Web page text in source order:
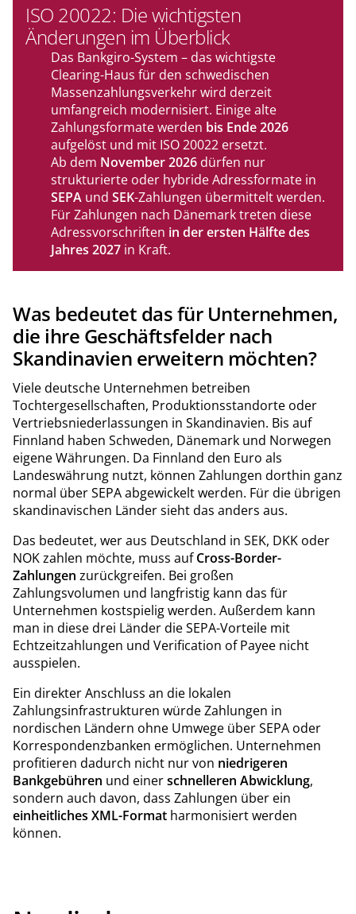
ISO 20022: Die wichtigsten
Änderungen im Überblick
Das Bankgiro-System – das wichtigste
Clearing-Haus für den schwedischen
Massenzahlungsverkehr wird derzeit
umfangreich modernisiert. Einige alte
Zahlungsformate werden bis Ende 2026
aufgelöst und mit ISO 20022 ersetzt.
Ab dem November 2026 dürfen nur
strukturierte oder hybride Adressformate in
SEPA und SEK-Zahlungen übermittelt werden.
Für Zahlungen nach Dänemark treten diese
Adressvorschriften in der ersten Hälfte des
Jahres 2027 in Kraft.
Was bedeutet das für Unternehmen,
die ihre Geschäftsfelder nach
Skandinavien erweitern möchten?
Viele deutsche Unternehmen betreiben
Tochtergesellschaften, Produktionsstandorte oder
Vertriebsniederlassungen in Skandinavien. Bis auf
Finnland haben Schweden, Dänemark und Norwegen
eigene Währungen. Da Finnland den Euro als
Landeswährung nutzt, können Zahlungen dorthin ganz
normal über SEPA abgewickelt werden. Für die übrigen
skandinavischen Länder sieht das anders aus.
Das bedeutet, wer aus Deutschland in SEK, DKK oder
NOK zahlen möchte, muss aufCross-Border-
Zahlungen zurückgreifen. Bei großen
Zahlungsvolumen und langfristig kann das für
Unternehmen kostspielig werden. Außerdem kann
man in diese drei Länder die SEPA-Vorteile mit
Echtzeitzahlungen und Verification of Payee nicht
ausspielen.
Ein direkter Anschluss an die lokalen
Zahlungsinfrastrukturen würde Zahlungen in
nordischen Ländern ohne Umwege über SEPA oder
Korrespondenzbanken ermöglichen. Unternehmen
profitieren dadurch nicht nur von niedrigeren
Bankgebühren und einerschnelleren Abwicklung,
sondern auch davon, dass Zahlungen über ein
einheitliches XML-Format harmonisiert werden
können.